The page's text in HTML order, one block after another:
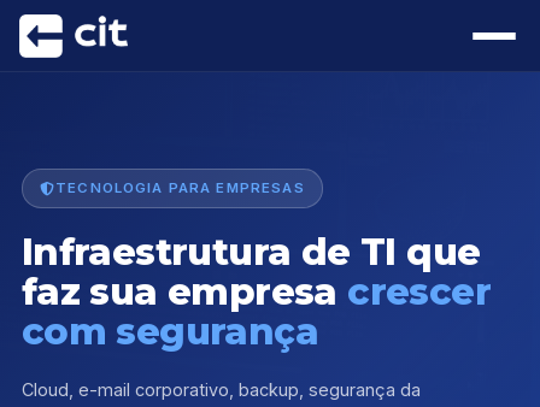
TECNOLOGIA PARA EMPRESAS
Infraestrutura de TI que
faz sua empresa crescer
com segurança
Cloud, e-mail corporativo, backup, segurança da